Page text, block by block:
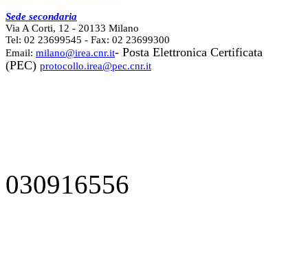
Sede secondaria
Via A Corti, 12 - 20133 Milano
Tel: 02 23699545 - Fax: 02 23699300
Email: milano@irea.cnr.it- Posta Elettronica Certificata
(PEC) protocollo.irea@pec.cnr.it
030916556